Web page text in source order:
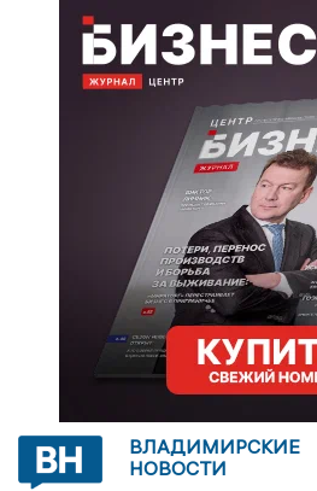
ВЛАДИМИРСКИЕ
НОВОСТИ